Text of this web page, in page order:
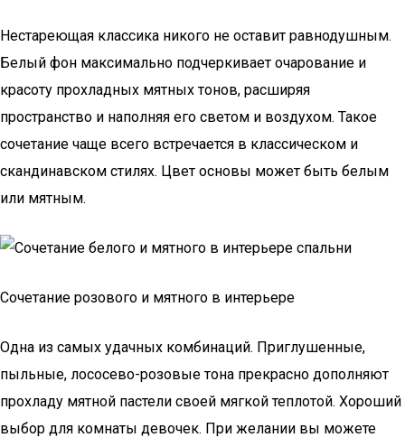
Нестареющая классика никого не оставит равнодушным.
Белый фон максимально подчеркивает очарование и
красоту прохладных мятных тонов, расширяя
пространство и наполняя его светом и воздухом. Такое
сочетание чаще всего встречается в классическом и
скандинавском стилях. Цвет основы может быть белым
или мятным.
Сочетание розового и мятного в интерьере
Одна из самых удачных комбинаций. Приглушенные,
пыльные, лососево-розовые тона прекрасно дополняют
прохладу мятной пастели своей мягкой теплотой. Хороший
выбор для комнаты девочек. При желании вы можете